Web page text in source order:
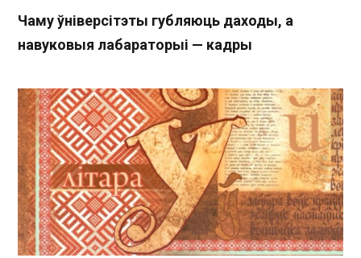
Чаму ўніверсітэты губляюць даходы, а
навуковыя лабараторыі — кадры